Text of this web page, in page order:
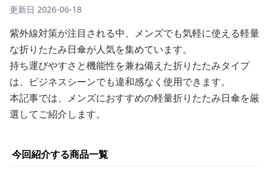
更新日 2026-06-18
紫外線対策が注目される中、メンズでも気軽に使える軽量
な折りたたみ日傘が人気を集めています。
持ち運びやすさと機能性を兼ね備えた折りたたみタイプ
は、ビジネスシーンでも違和感なく使用できます。
本記事では、メンズにおすすめの軽量折りたたみ日傘を厳
選してご紹介します。
今回紹介する商品一覧